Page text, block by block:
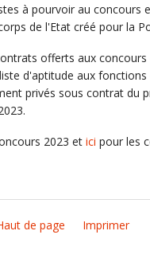
à pourvoir au concours
de l'Etat créé pour la
offerts aux
d'aptitude aux
privés sous contrat du
2023 et ici pour les
de page Imprimer